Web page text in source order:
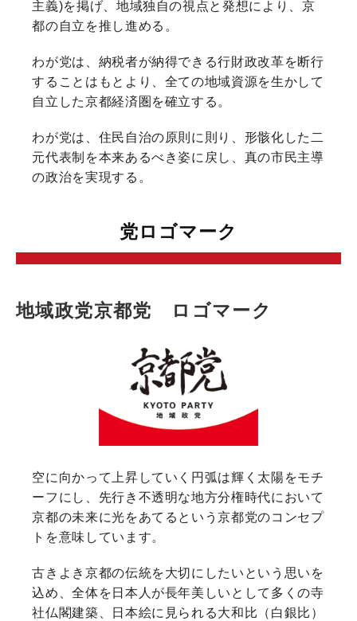
主義)を掲げ、地域独自の視点と発想により、京
都の自立を推し進める。
わが党は、納税者が納得できる行財政改革を断行
することはもとより、全ての地域資源を生かして
自立した京都経済圏を確立する。
わが党は、住民自治の原則に則り、形骸化した二
元代表制を本来あるべき姿に戻し、真の市民主導
の政治を実現する。
党ロゴマーク
地域政党京都党 ロゴマーク
空に向かって上昇していく円弧は輝く太陽をモチ
ーフにし、先行き不透明な地方分権時代において
京都の未来に光をあてるという京都党のコンセプ
トを意味しています。
古きよき京都の伝統を大切にしたいという思いを
込め、全体を日本人が長年美しいとして多くの寺
社仏閣建築、日本絵に見られる大和比（白銀比）